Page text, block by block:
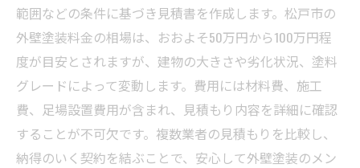
範囲などの条件に基づき見積書を作成します。松戸市の
外壁塗装料金の相場は、おおよそ50万円から100万円程
度が目安とされますが、建物の大きさや劣化状況、塗料
グレードによって変動します。費用には材料費、施工
費、足場設置費用が含まれ、見積もり内容を詳細に確認
することが不可欠です。複数業者の見積もりを比較し、
納得のいく契約を結ぶことで、安心して外壁塗装のメン